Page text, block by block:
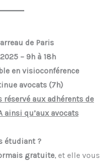
de Paris
– 9h à 18h
en visioconférence
avocats (7h)
réservé aux adhérents de
ainsi qu’aux avocats
étudiant ?
gratuite, et elle vous